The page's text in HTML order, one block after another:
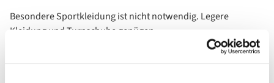
Besondere Sportkleidung ist nicht notwendig. Legere
Kleidung und Turnschuhe genügen.